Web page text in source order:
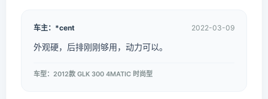
车主：*cent 2022-03-09
外观硬，后排刚刚够用，动力可以。
车型：2012款 GLK 300 4MATIC 时尚型